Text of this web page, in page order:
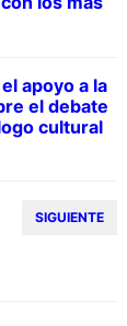
apoyo a la
el debate
cultural
SIGUIENTE